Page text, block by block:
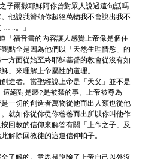
子爾撒耶穌阿你曾對眾人說過這句話嗎
他說我贊頌你超絕萬物我不會說出我不
..。」
「福音書的內容讓人感覺上帝像是個住
點全是因為他們以「天然生理情慾」的
方面從始至終耶穌基督的教會從沒有如
」來理解上帝屬性的道理。
造者。當聖經說上帝是「天父」並不是
絕對是褻?是被禁的事。上帝被尊為
一切的創造者萬物從他而出人類也從他
就如你從你從你爸爸而出所以你叫他作
回教的信仰來解答有關「上帝之子」及
解除回教徒的這道信仰帕子。
了解的。意思是說除了上帝自己以外沒